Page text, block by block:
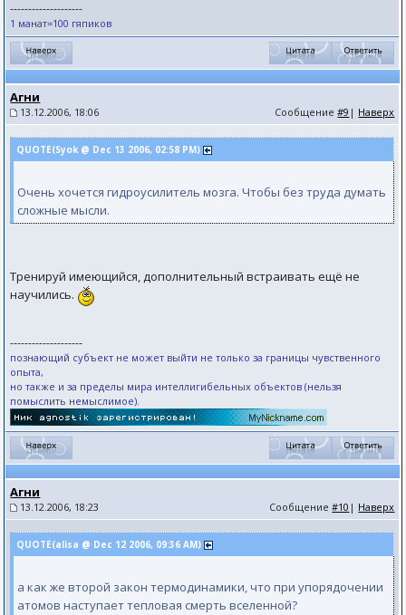
--------------------
1 манат=100 гяпиков
Агни
13.12.2006, 18:06 Сообщение#9 | Наверх
QUOTE(Syok @ Dec 13 2006, 02:58 PM)
Очень хочется гидроусилитель мозга. Чтобы без труда думать
сложные мысли.
Тренируй имеющийся, дополнительный встраивать ещё не
научились.
--------------------
познающий субъект не может выйти не только за границы чувственного
опыта,
но также и за пределы мира интеллигибельных объектов (нельзя
помыслить немыслимое).
Агни
13.12.2006, 18:23 Сообщение#10 | Наверх
QUOTE(alisa @ Dec 12 2006, 09:36 AM)
а как же второй закон термодинамики, что при упорядочении
атомов наступает тепловая смерть вселенной?